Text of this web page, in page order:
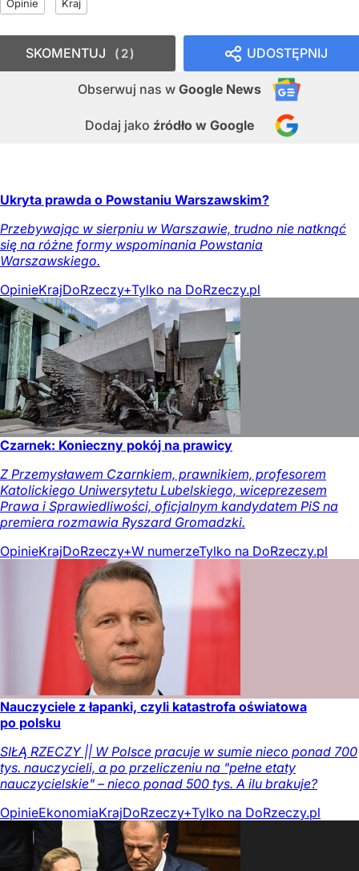
Opinie Kraj
UDOSTĘPNIJ
Obserwuj nas w Google News
Dodaj jako źródło w Google
SKOMENTUJ 2
Ukryta prawda o Powstaniu Warszawskim?
Przebywając w sierpniu w Warszawie, trudno nie natknąć
się na różne formy wspominania Powstania
Warszawskiego.
OpinieKrajDoRzeczy+Tylko na DoRzeczy.pl
Czarnek: Konieczny pokój na prawicy
Z Przemysławem Czarnkiem, prawnikiem, profesorem
Katolickiego Uniwersytetu Lubelskiego, wiceprezesem
Prawa i Sprawiedliwości, oficjalnym kandydatem PiS na
premiera rozmawia Ryszard Gromadzki.
OpinieKrajDoRzeczy+W numerzeTylko na DoRzeczy.pl
Nauczyciele z łapanki, czyli katastrofa oświatowa
po polsku
SIŁĄ RZECZY || W Polsce pracuje w sumie nieco ponad 700
tys. nauczycieli, a po przeliczeniu na "pełne etaty
nauczycielskie" – nieco ponad 500 tys. A ilu brakuje?
OpinieEkonomiaKrajDoRzeczy+Tylko na DoRzeczy.pl